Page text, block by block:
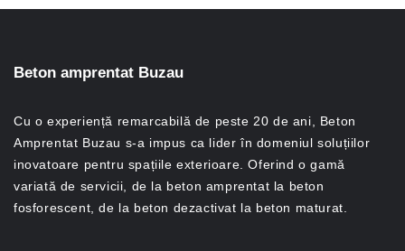
Beton amprentat Buzau
Cu o experiență remarcabilă de peste 20 de ani, Beton
Amprentat Buzau s-a impus ca lider în domeniul soluțiilor
inovatoare pentru spațiile exterioare. Oferind o gamă
variată de servicii, de la beton amprentat la beton
fosforescent, de la beton dezactivat la beton maturat.